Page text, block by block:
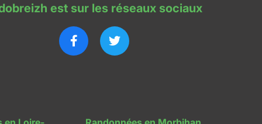
est sur les réseaux sociaux